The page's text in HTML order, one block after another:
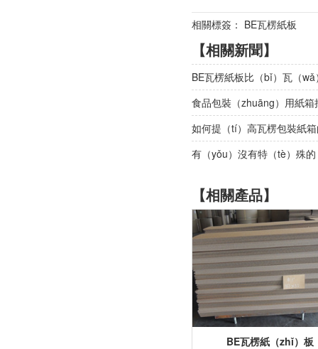
相關標簽： BE瓦楞紙板
【相關新聞】
BE瓦楞紙板比（bǐ）瓦（
食品包裝（zhuāng）用紙
如何提（tí）高瓦楞包裝紙
有（yǒu）沒有特（tè）殊
【相關產品】
BE瓦楞紙（zhǐ）板